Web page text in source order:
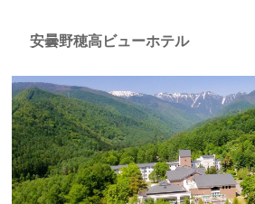
安曇野穂高ビューホテル